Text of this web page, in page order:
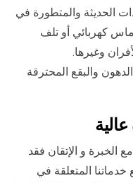
الحديثة والمتطورة في
كهربائي أو تلف
وغيرها.
والبقع المحترقة
الخبرة و الإتقان فقد
المتعلقة في